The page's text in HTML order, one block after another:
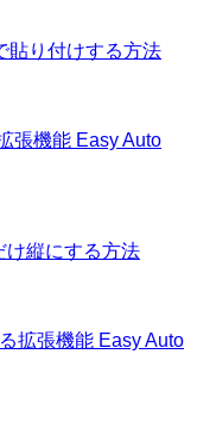
貼り付けする方法
張機能 Easy Auto
け縦にする方法
拡張機能 Easy Auto